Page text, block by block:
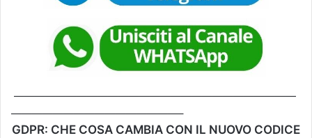
———————————————————————————
————————————————–
GDPR: CHE COSA CAMBIA CON IL NUOVO CODICE